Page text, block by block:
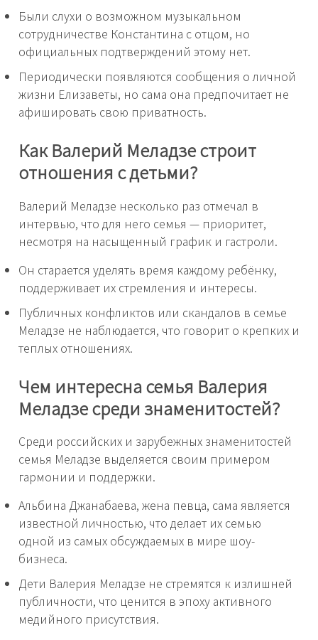
Были слухи о возможном музыкальном
сотрудничестве Константина с отцом, но
официальных подтверждений этому нет.
Периодически появляются сообщения о личной
жизни Елизаветы, но сама она предпочитает не
афишировать свою приватность.
Как Валерий Меладзе строит
отношения с детьми?
Валерий Меладзе несколько раз отмечал в
интервью, что для него семья — приоритет,
несмотря на насыщенный график и гастроли.
Он старается уделять время каждому ребёнку,
поддерживает их стремления и интересы.
Публичных конфликтов или скандалов в семье
Меладзе не наблюдается, что говорит о крепких и
теплых отношениях.
Чем интересна семья Валерия
Меладзе среди знаменитостей?
Среди российских и зарубежных знаменитостей
семья Меладзе выделяется своим примером
гармонии и поддержки.
Альбина Джанабаева, жена певца, сама является
известной личностью, что делает их семью
одной из самых обсуждаемых в мире шоу-
бизнеса.
Дети Валерия Меладзе не стремятся к излишней
публичности, что ценится в эпоху активного
медийного присутствия.